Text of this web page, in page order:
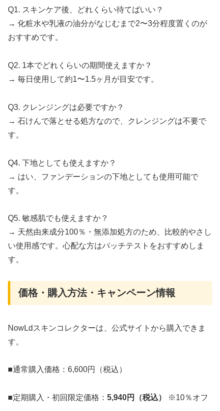
Q1. スキンケア後、どれくらい待てばいい？
→ 化粧水や乳液の油分がなじむまで2〜3分程度置くのが
おすすめです。
Q2. 1本でどれくらいの期間使えますか？
→ 毎日使用して約1〜1.5ヶ月が目安です。
Q3. クレンジングは必要ですか？
→ 石けんで落とせる処方なので、クレンジングは不要で
す。
Q4. 下地としても使えますか？
→ はい、ファンデーションの下地としても使用可能で
す。
Q5. 敏感肌でも使えますか？
→ 天然由来成分100％・無添加処方のため、比較的やさし
い使用感です。心配な方はパッチテストをおすすめしま
す。
価格・購入方法・キャンペーン情報
NowLdスキンコレクターは、公式サイトから購入できま
す。
■通常購入価格：6,600円（税込）
■定期購入・初回限定価格： 5,940円（税込） ※10％オフ